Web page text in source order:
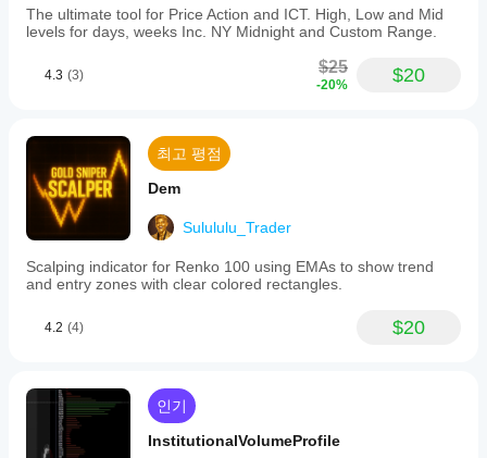
The ultimate tool for Price Action and ICT. High, Low and Mid
levels for days, weeks Inc. NY Midnight and Custom Range.
4.3 (3) $25
-20% $20
최고 평점
Dem
Sulululu_Trader
Scalping indicator for Renko 100 using EMAs to show trend
and entry zones with clear colored rectangles.
4.2 (4) $20
인기
InstitutionalVolumeProfile